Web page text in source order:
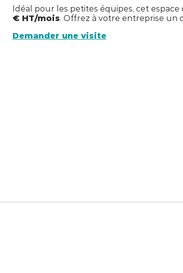
Idéal pour les petites équipes, cet espace
€ HT/mois. Offrez à votre entreprise un
Demander une visite